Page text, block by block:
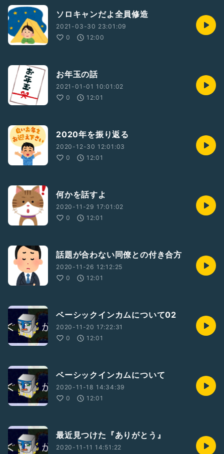
ソロキャンだよ全員修造
2021-03-30 23:01:09
0
12:00
お年玉の話
2021-01-01 10:01:02
0
12:01
2020年を振り返る
2020-12-30 12:01:03
0
12:01
何かを話すよ
2020-11-29 17:01:02
0
12:01
話題が合わない同僚との付き合方
2020-11-26 12:12:25
0
12:01
ベーシックインカムについて02
2020-11-20 17:22:31
0
12:01
ベーシックインカムについて
2020-11-18 14:34:39
0
12:01
最近見つけた『ありがとう』
2020-11-11 14:51:22